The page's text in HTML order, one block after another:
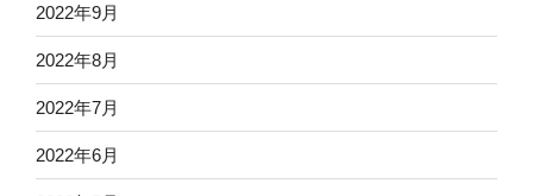
2022年9月
2022年8月
2022年7月
2022年6月